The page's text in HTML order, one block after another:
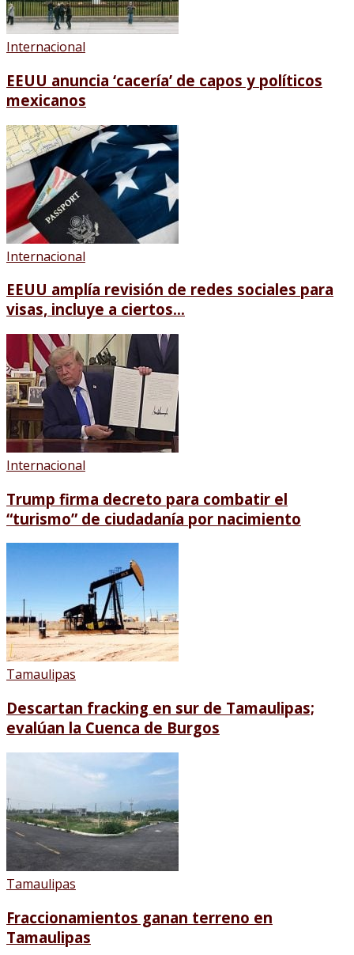
Internacional
EEUU anuncia ‘cacería’ de capos y políticos
mexicanos
Internacional
EEUU amplía revisión de redes sociales para
visas, incluye a ciertos...
Internacional
Trump firma decreto para combatir el
“turismo” de ciudadanía por nacimiento
Tamaulipas
Descartan fracking en sur de Tamaulipas;
evalúan la Cuenca de Burgos
Tamaulipas
Fraccionamientos ganan terreno en
Tamaulipas